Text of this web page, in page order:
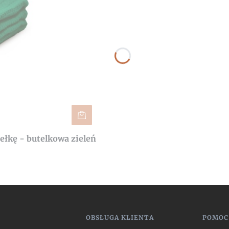
- butelkowa zieleń
stopce OBSŁUGA KLIENTA POMOC